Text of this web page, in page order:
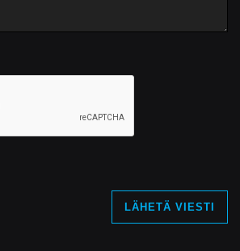
LÄHETÄ VIESTI